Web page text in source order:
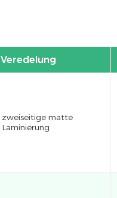
Veredelung
zweiseitige matte
Laminierung